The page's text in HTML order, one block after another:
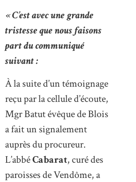
« C’est avec une grande
tristesse que nous faisons
part du communiqué
suivant :
À la suite d’un témoignage
reçu par la cellule d’écoute,
Mgr Batut évêque de Blois
a fait un signalement
auprès du procureur.
L’abbéCabarat, curé des
paroisses de Vendôme, a